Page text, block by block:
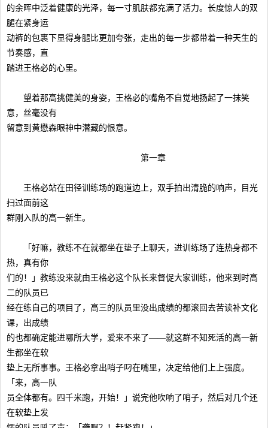
的余晖中泛着健康的光泽，每一寸肌肤都充满了活力。长度惊人的双
腿在紧身运
动裤的包裹下显得身腿比更加夸张，走出的每一步都带着一种天生的
节奏感，直
踏进王格必的心里。
望着那高挑健美的身姿，王格必的嘴角不自觉地扬起了一抹笑
意，丝毫没有
留意到黄懋森眼神中潜藏的恨意。
第一章
王格必站在田径训练场的跑道边上，双手拍出清脆的响声，目光
扫过面前这
群刚入队的高一新生。
「好嘛，教练不在就都坐在垫子上聊天，进训练场了连热身都不
热，真有你
们的！」教练没来就由王格必这个队长来督促大家训练，他来到时高
二的队员已
经在练自己的项目了，高三的队员里没出成绩的都滚回去苦读补文化
课，出成绩
的也都确定能进哪所大学，爱来不来了——就这群不知死活的高一新
生都坐在软
垫上无所事事。王格必拿出哨子叼在嘴里，决定给他们上上强度。
「来，高一队
员全体都有。四千米跑，开始！」说完他吹响了哨子，然后对几个还
在软垫上发